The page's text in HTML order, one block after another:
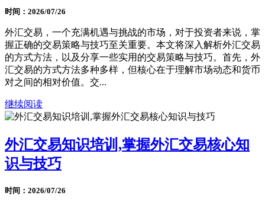
时间：2026/07/26
外汇交易，一个充满机遇与挑战的市场，对于投资者来说，掌
握正确的交易策略与技巧至关重要。本文将深入解析外汇交易
的方式方法，以及分享一些实用的交易策略与技巧。首先，外
汇交易的方式方法多种多样，但核心在于理解市场动态和货币
对之间的相对价值。交...
继续阅读
外汇交易知识培训,掌握外汇交易核心知
识与技巧
时间：2026/07/26